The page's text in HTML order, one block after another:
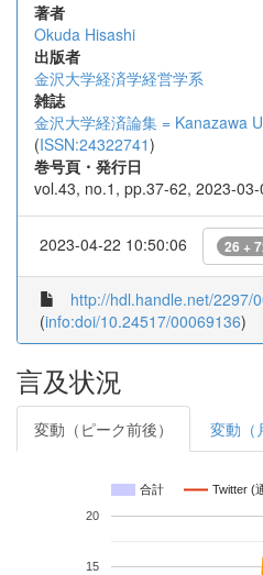
著者
Okuda Hisashi
出版者
金沢大学経済学経営学系
雑誌
金沢大学経済論集 = Kanazawa
(ISSN:24322741)
巻号頁・発行日
vol.43, no.1, pp.37-62, 2023-03-
2023-04-22 10:50:06 26 +
http://hdl.handle.net/2297/
(info:doi/10.24517/00069136)
言及状況
変動（ピーク前後） 変動（
合計 Twitter (
15
20